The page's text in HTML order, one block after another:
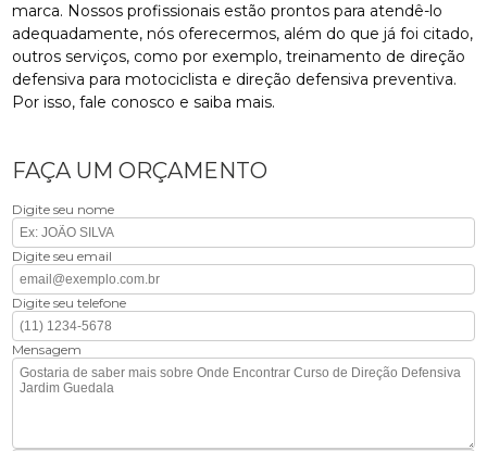
marca. Nossos profissionais estão prontos para atendê-lo
adequadamente, nós oferecermos, além do que já foi citado,
outros serviços, como por exemplo, treinamento de direção
defensiva para motociclista e direção defensiva preventiva.
Por isso, fale conosco e saiba mais.
FAÇA UM ORÇAMENTO
Digite seu nome
Digite seu email
Digite seu telefone
Mensagem